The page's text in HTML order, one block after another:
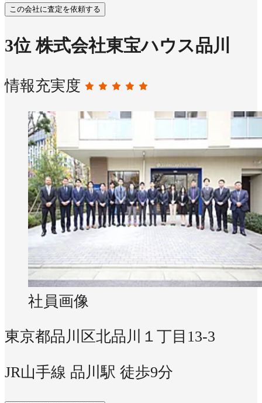
この会社に査定を依頼する
3位株式会社東宝ハウス品川
情報充実度
社員画像
東京都品川区北品川１丁目13-3
JR山手線 品川駅 徒歩9分